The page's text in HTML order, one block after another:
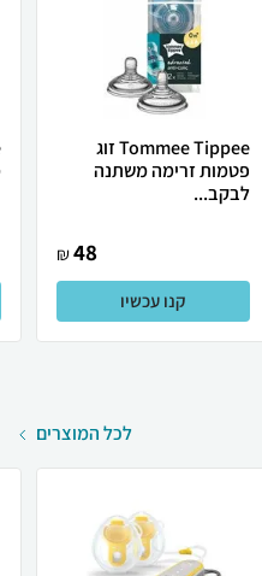
Tommee Tippee זוג
פטמות זרימה משתנה
לבקב...
48
₪
קנו עכשיו
לכל המוצרים